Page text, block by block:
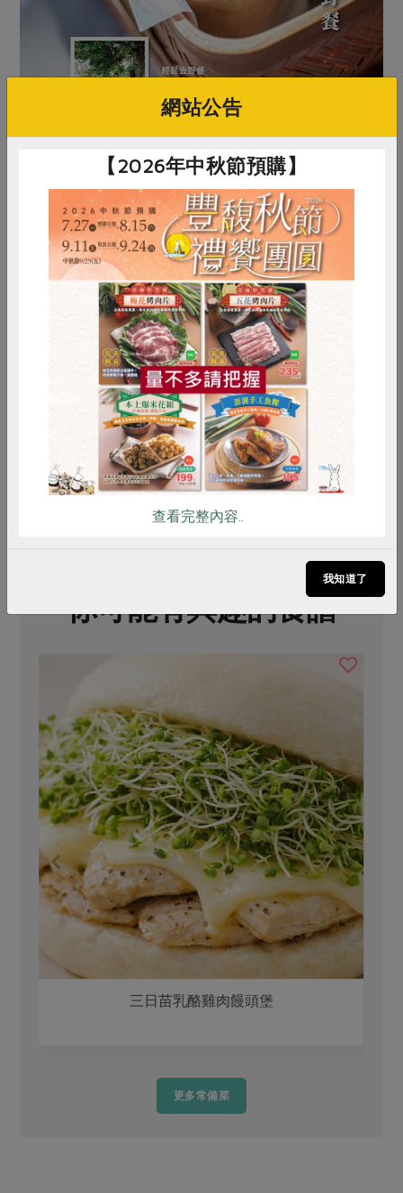
原文刊登於 2021年04月205期
春遊享受一籃子綠色野餐
# 食譜 # 高麗菜
# 吐司
你可能有興趣的食譜
三日苗乳酪雞肉饅頭堡
更多常備菜
RPET 食譜 減硝酸鹽
雞蛋 食安 共同購買
網站公告
【2026年中秋節預購】
查看完整內容..
我知道了